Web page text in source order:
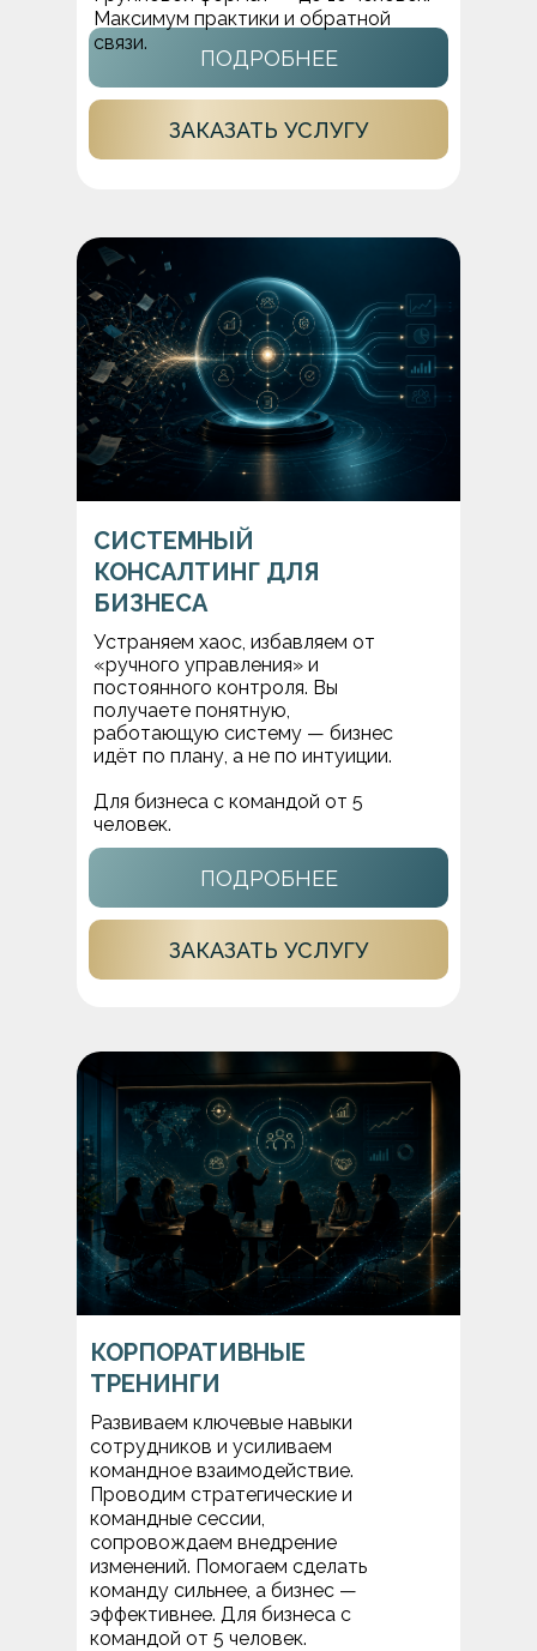
ПОДРОБНЕЕ
Максимум практики и обратной
связи.
ЗАКАЗАТЬ УСЛУГУ
ЗАКАЗАТЬ УСЛУГУ
ПОДРОБНЕЕ
Устраняем хаос, избавляем от
«ручного управления» и
постоянного контроля. Вы
получаете понятную,
работающую систему — бизнес
идёт по плану, а не по интуиции.
Для бизнеса с командой от 5
человек.
СИСТЕМНЫЙ
КОНСАЛТИНГ ДЛЯ
БИЗНЕСА
Развиваем ключевые навыки
сотрудников и усиливаем
командное взаимодействие.
Проводим стратегические и
командные сессии,
сопровождаем внедрение
изменений. Помогаем сделать
команду сильнее, а бизнес —
эффективнее. Для бизнеса с
командой от 5 человек.
КОРПОРАТИВНЫЕ
ТРЕНИНГИ